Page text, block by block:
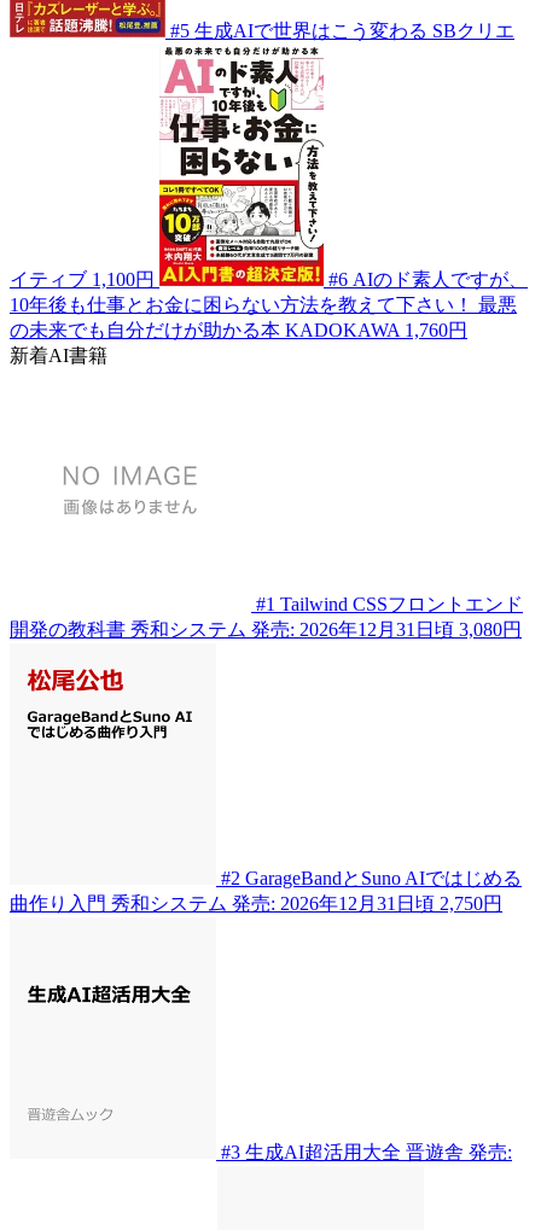
#5 生成AIで世界はこう変わる SBクリエ
イティブ 1,100円 #6 AIのド素人ですが、
10年後も仕事とお金に困らない方法を教えて下さい！ 最悪
の未来でも自分だけが助かる本 KADOKAWA 1,760円
新着AI書籍
#1 Tailwind CSSフロントエンド
開発の教科書 秀和システム 発売: 2026年12月31日頃 3,080円
#2 GarageBandとSuno AIではじめる
曲作り入門 秀和システム 発売: 2026年12月31日頃 2,750円
#3 生成AI超活用大全 晋遊舎 発売: